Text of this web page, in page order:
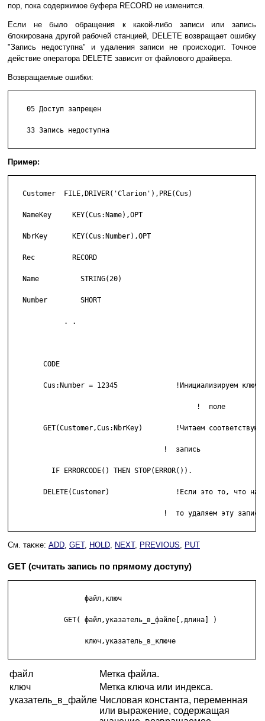
пор, пока содержимое буфера RECORD не изменится.
Если не было обращения к какой-либо записи или запись
блокирована другой рабочей станцией, DELETE возвращает ошибку
"Запись недоступна" и удаления записи не происходит. Точное
действие оператора DELETE зависит от файлового драйвера.
Возвращаемые ошибки:
    05 Доступ запрещен
    33 Запись недоступна
Пример:
   Customer  FILE,DRIVER('Clarion'),PRE(Cus)
   NameKey     KEY(Cus:Name),OPT
   NbrKey      KEY(Cus:Number),OPT
   Rec         RECORD
   Name          STRING(20)
   Number        SHORT
             . .
        CODE
Cus:Number = 12345              !Инициализируем
GET(Customer,Cus:NbrKey)        !Читаем
          IF ERRORCODE() THEN STOP(ERROR()).
DELETE(Customer)                !Если это то, что нам
См. также: ADD, GET, HOLD, NEXT, PREVIOUS, PUT
GET (считать запись по прямому доступу)
                  файл,ключ
             GET( файл,указатель_в_файле[,длина] )
                  ключ,указатель_в_ключе
файл
Метка файла.
ключ
Метка ключа или индекса.
указатель_в_файле Числовая константа, переменная
или выражение, содержащая